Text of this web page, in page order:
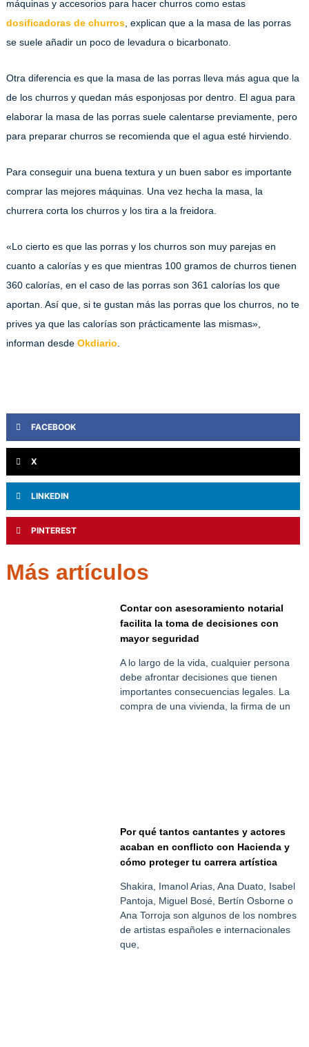
máquinas y accesorios para hacer churros como estas
dosificadoras de churros, explican que a la masa de las porras
se suele añadir un poco de levadura o bicarbonato.
Otra diferencia es que la masa de las porras lleva más agua que la
de los churros y quedan más esponjosas por dentro. El agua para
elaborar la masa de las porras suele calentarse previamente, pero
para preparar churros se recomienda que el agua esté hirviendo.
Para conseguir una buena textura y un buen sabor es importante
comprar las mejores máquinas. Una vez hecha la masa, la
churrera corta los churros y los tira a la freidora.
«Lo cierto es que las porras y los churros son muy parejas en
cuanto a calorías y es que mientras 100 gramos de churros tienen
360 calorías, en el caso de las porras son 361 calorías los que
aportan. Así que, si te gustan más las porras que los churros, no te
prives ya que las calorías son prácticamente las mismas»,
informan desde Okdiario
FACEBOOK
X
LINKEDIN
PINTEREST
Más artículos
Contar con asesoramiento notarial
facilita la toma de decisiones con
mayor seguridad
A lo largo de la vida, cualquier persona
debe afrontar decisiones que tienen
importantes consecuencias legales. La
compra de una vivienda, la firma de un
Por qué tantos cantantes y actores
acaban en conflicto con Hacienda y
cómo proteger tu carrera artística
Shakira, Imanol Arias, Ana Duato, Isabel
Pantoja, Miguel Bosé, Bertín Osborne o
Ana Torroja son algunos de los nombres
de artistas españoles e internacionales
que,